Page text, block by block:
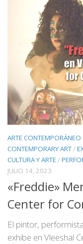
ARTE CONTEMPORÁNEO
CONTEMPORARY ART/
CULTURA Y ARTE /
JULIO 14, 2023
«Freddie»
Center for
El pintor,
exhibe en Vleeshal